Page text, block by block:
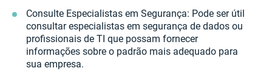
Consulte Especialistas em Segurança: Pode ser útil
consultar especialistas em segurança de dados ou
profissionais de TI que possam fornecer
informações sobre o padrão mais adequado para
sua empresa.